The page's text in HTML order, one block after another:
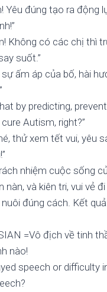
Yêu đúng tạo ra
Không có các chị thì
suốt.”
ấm áp của bố, hài
by predicting,
Autism, right?”
thử xem tết vui, yêu
nhiệm cuộc sống
nàn, và kiên tri, vui vẻ
nuôi đúng cách. Kết
=Vô địch về tinh
nào!
speech or